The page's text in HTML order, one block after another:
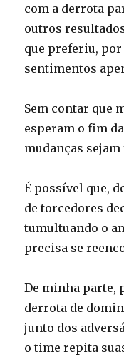
com a derrota
outros
que preferiu,
sentimentos
Sem contar que
esperam o fim
mudanças sejam
É possível que,
de torcedores
tumultuando o
precisa se
De minha parte,
derrota de
junto dos
o time repita